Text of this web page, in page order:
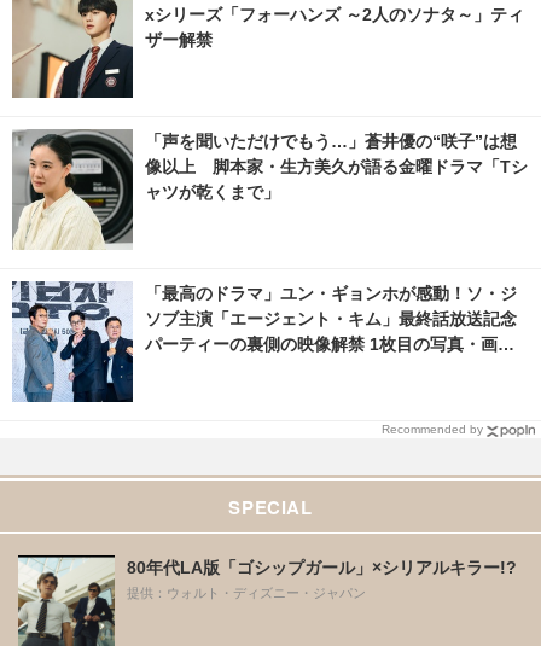
xシリーズ「フォーハンズ ～2人のソナタ～」ティ
ザー解禁
「声を聞いただけでもう…」蒼井優の“咲子”は想
像以上 脚本家・生方美久が語る金曜ドラマ「Tシ
ャツが乾くまで」
「最高のドラマ」ユン・ギョンホが感動！ソ・ジ
ソブ主演「エージェント・キム」最終話放送記念
パーティーの裏側の映像解禁 1枚目の写真・画像 |
Recommended by
SPECIAL
80年代LA版「ゴシップガール」×シリアルキラー!?
提供：ウォルト・ディズニー・ジャパン